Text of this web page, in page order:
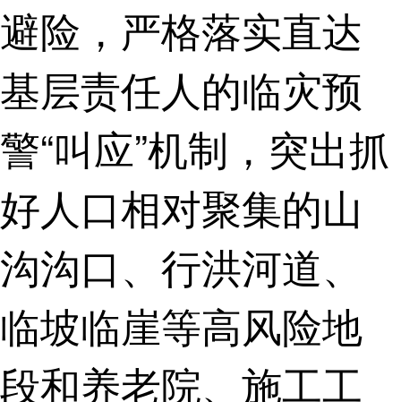
避险，严格落实直达
基层责任人的临灾预
警“叫应”机制，突出抓
好人口相对聚集的山
沟沟口、行洪河道、
临坡临崖等高风险地
段和养老院、施工工